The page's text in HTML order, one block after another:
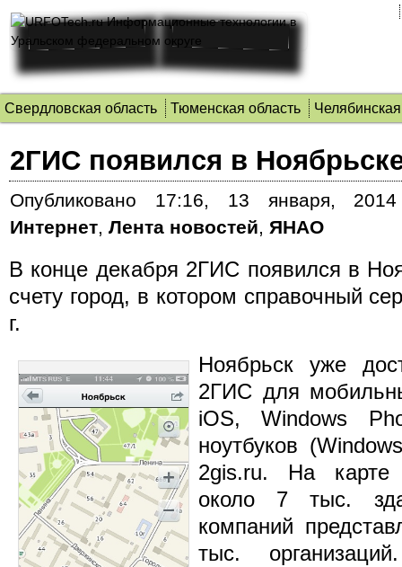
Свердловская область Тюменская область
2ГИС появился в
Опубликовано
17:16, 13 января,
Интернет, Лента новостей, ЯНАО
В конце декабря 2ГИС появился в
счету город, в котором справочный
г.
Ноябрьск уже
2ГИС для
iOS, Windows
ноутбуков
2gis.ru. На карте
около 7 тыс.
компаний
тыс.